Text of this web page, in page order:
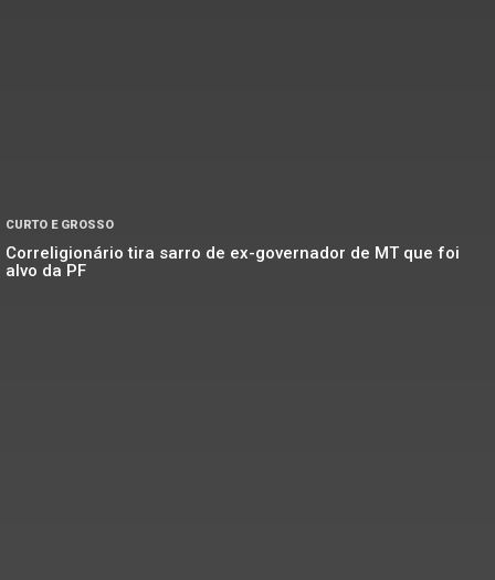
CURTO E GROSSO
Correligionário tira sarro de ex-governador de MT que foi
alvo da PF